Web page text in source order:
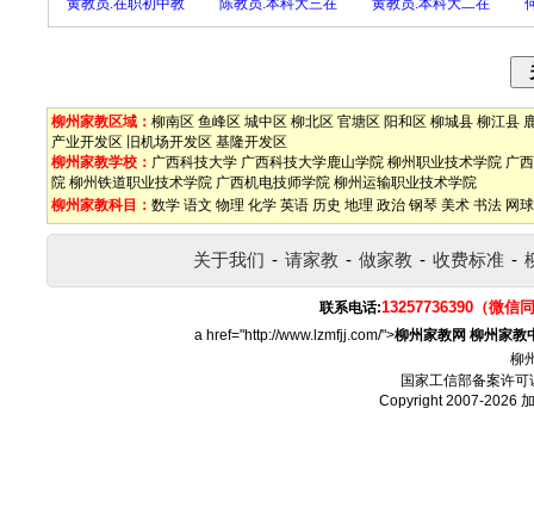
黄教员.在职初中教 陈教员.本科大三在 黄教员.本科大二在
柳州家教区域： 柳南区 鱼峰区 城中区 柳北区 官塘区 阳和区 柳城县 柳江县
产业开发区
旧机场开发区 基隆开发区
柳州家教学校： 广西科技大学 广西科技大学鹿山学院 柳州职业技术学院 广
院 柳州铁道职业技术学院 广西机电技师学院 柳州运输职业技术学院
柳州家教科目： 数学 语文 物理 化学 英语 历史 地理 政治 钢琴 美术 书法 网球
关于我们 - 请家教 - 做家教 - 收费标准 -
联系电话:13257736390（微信
a href="http://www.lzmfjj.com/">柳州家教网 柳州家教
柳
国家工信部备案许可
Copyright 2007-2026